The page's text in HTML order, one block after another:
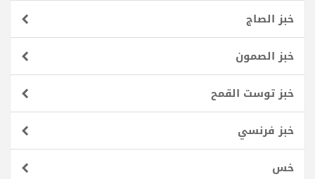
خبز الصاج
خبز الصمون
خبز توست القمح
خبز فرنسي
خس